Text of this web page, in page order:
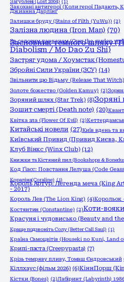
Загублені (Lost 2004) (1)
Закохані антигерої (Коли герої Падають,
Джианна Дарлінґ
Залишки бруду (Stains of Filth (YuWu)) (2)
Залізна людина (Iron Man) (70)
За садовим парканом (Over the garden
Засновник темного шляху
Diabolism / Mo Dao Zu Shi)
Застряг удома / Хоумстак
Збройні Сили України (ЗСУ) (14)
Звільнити цю Відьму (Release That Witch)
Золоте божество (Golden Kamuy) (2)
Зоряний шлях (Star Trek) (8)Зоряні
Зошит смерті (Death note) (20)
Квітка зла (Flower Of Evil) (2)
Китайські новели (27)Київ вдень та
Київський Привид (Привид Києва,
Клуб Вінкс (Winx Club) (12)
Книжки та Кістяний пил (Bookshops &
Код Ґіасс: Повстання Лелуша (Code
Кораліна(Coraline) (1)
Король Артур: Легенда меча (King
- 2017)
Король Лев (The Lion King) (4)Корольок
Костянтин (Constantine) (2)Коти-
Красуня і чудовисько (Beauty and
Краще подзвоніть Солу (Better Call Saul) (1)
Країна Самоцвітів (Houseki no Kuni, Land
Крипі-паста (Creepypasta) (7)
Крізь темряву пливу, Томаш Єндровський
Кіллхаус (фільм 2026) (6)КіннПорш
Кістки (Bones) (2)Лабіринт (Labyrinth)